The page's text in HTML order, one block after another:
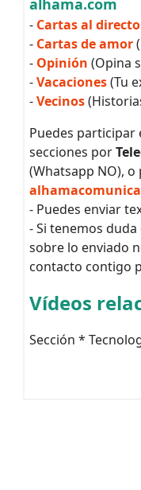
alhama.com
- Cartas al
- Cartas de amor
- Opinión (Opina
-Vacaciones(Tu
-Vecinos
Puedes participar
secciones por
(Whatsapp NO),
- Puedes enviar
- Si tenemos
sobre lo enviado
contacto contigo
Vídeos
Sección *